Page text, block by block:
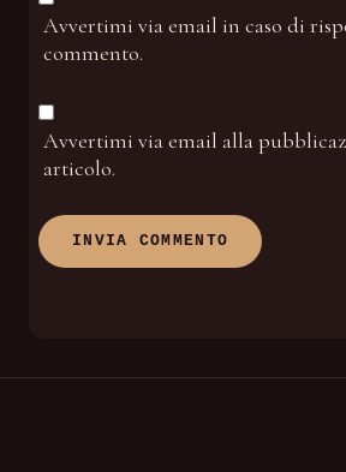
Avvertimi via email in caso di
commento.
Avvertimi via email alla
articolo.